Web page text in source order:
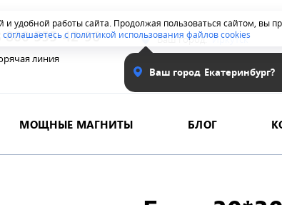
и удобной работы сайта. Продолжая пользоваться сайтом, вы
с политикой использования файлов cookies
800 555-42-96
линия
Ваш город: Иркутск
Ваш город Екатеринбург?
МОЩНЫЕ МАГНИТЫ БЛОГ